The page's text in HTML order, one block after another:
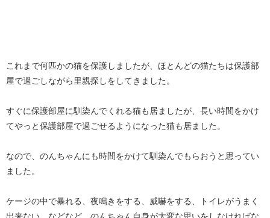
これまで何匹かの猫を保護しましたが、ほとんどの猫たちは保護部
屋で過ごしながら里親探しをしてきました。
すぐに保護部屋に馴染んでくれる猫も居ましたが、長い時間をかけ
てやっと保護部屋で過ごせるようになった猫も居ました。
なので、のんちゃんにも時間をかけて馴染んでもらおうと思ってい
ました。
ケージの中で暴れる、夜鳴きをする、威嚇をする、トイレがうまく
出来ない、などなど、のんちゃん自身が大変な思いをしなければな